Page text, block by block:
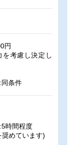
円
考慮し決定し
条件
時間程度
めています)